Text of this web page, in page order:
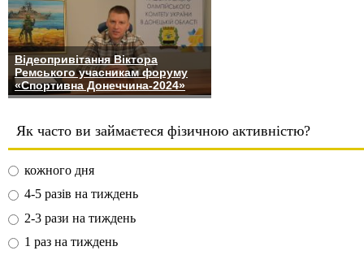
Відеопривітання Віктора
Ремського учасникам форуму
«Спортивна Донеччина-2024»
Як часто ви займаєтеся фізичною активністю?
кожного дня
4-5 разів на тиждень
2-3 рази на тиждень
1 раз на тиждень